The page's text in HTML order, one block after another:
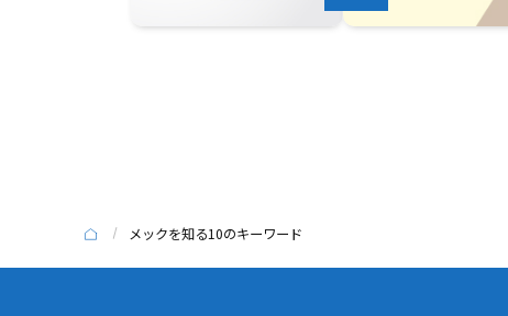
メックを知る10のキーワード